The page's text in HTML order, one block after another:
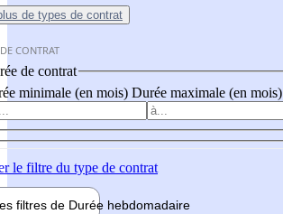
de types de contrat
CONTRAT
de contrat
minimale (en mois) Durée maximale (en mois)
le filtre du type de contrat
filtres de Durée hebdomadaire